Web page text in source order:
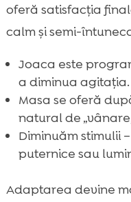
oferă satisfacția
calm și semi-
Joaca este
a diminua agitația.
Masa se oferă
natural de
Diminuăm stimulii
puternice sau
Adaptarea devine